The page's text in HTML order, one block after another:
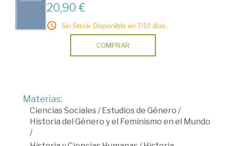
20,90 €
Sin Stock. Disponible en 7/10 días.
COMPRAR
Materias:
Ciencias Sociales /Estudios de Género /
Historia del Género y el Feminismo en el Mundo
/